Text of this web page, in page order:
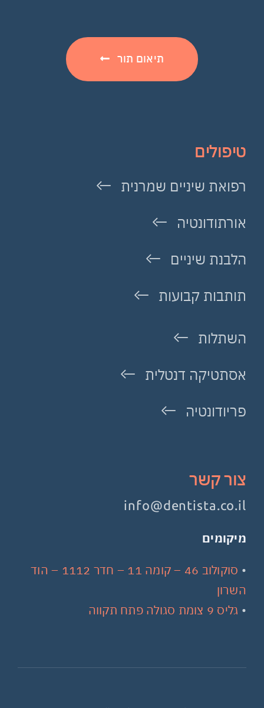
תיאום תור
טיפולים
רפואת שיניים שמרנית
אורתודונטיה
הלבנת שיניים
תותבות קבועות
השתלות
אסתטיקה דנטלית
פריודונטיה
צור קשר
info@dentista.co.il
מיקומים
•
סוקולוב 46 – קומה 11 – חדר 1112 – הוד
השרון
• גליס 9 צומת סגולה פתח תקווה